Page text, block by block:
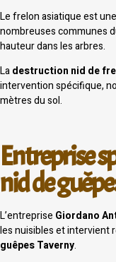
Le frelon asiatique est
nombreuses communes
hauteur dans les arbres.
Ladestruction nid de
intervention spécifique,
mètres du sol.
Entreprise
nid de
L’entreprise Giordano
les nuisibles et intervient
guêpes Taverny.